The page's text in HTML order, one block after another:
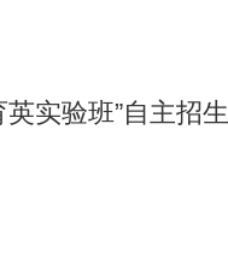
实验班”自主招生